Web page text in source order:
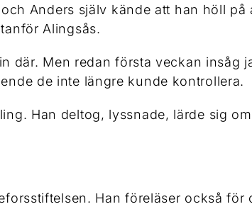
Anders själv kände att han höll
Alingsås.
där. Men redan första veckan insåg
de inte längre kunde kontrollera.
Han deltog, lyssnade, lärde sig
Han föreläser också